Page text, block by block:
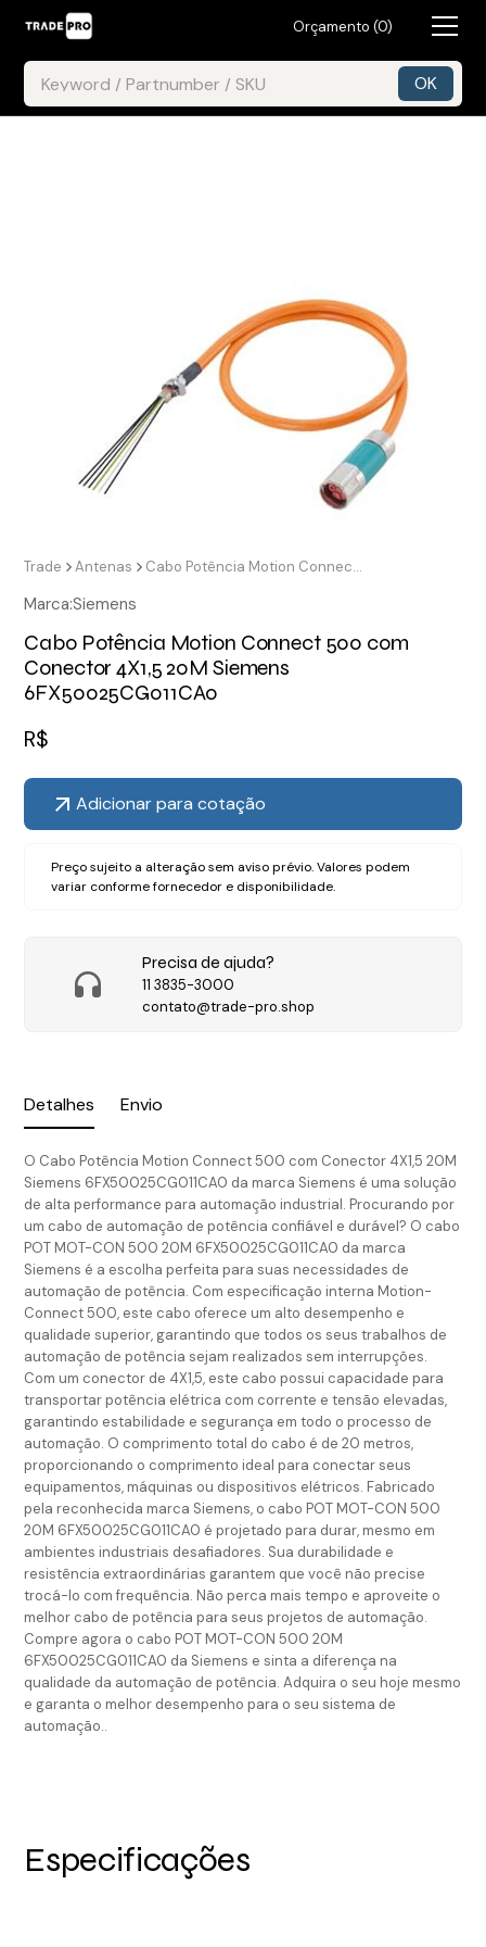
Orçamento (0)
Detalhes Envio
O Cabo Potência Motion Connect 500 com Conector 4X1,5 20M
Siemens 6FX50025CG011CA0 da marca Siemens é uma solução
de alta performance para automação industrial. Procurando por
um cabo de automação de potência confiável e durável? O cabo
POT MOT-CON 500 20M 6FX50025CG011CA0 da marca
Siemens é a escolha perfeita para suas necessidades de
automação de potência. Com especificação interna Motion-
Connect 500, este cabo oferece um alto desempenho e
qualidade superior, garantindo que todos os seus trabalhos de
automação de potência sejam realizados sem interrupções.
Com um conector de 4X1,5, este cabo possui capacidade para
transportar potência elétrica com corrente e tensão elevadas,
garantindo estabilidade e segurança em todo o processo de
automação. O comprimento total do cabo é de 20 metros,
proporcionando o comprimento ideal para conectar seus
equipamentos, máquinas ou dispositivos elétricos. Fabricado
pela reconhecida marca Siemens, o cabo POT MOT-CON 500
20M 6FX50025CG011CA0 é projetado para durar, mesmo em
ambientes industriais desafiadores. Sua durabilidade e
resistência extraordinárias garantem que você não precise
trocá-lo com frequência. Não perca mais tempo e aproveite o
melhor cabo de potência para seus projetos de automação.
Compre agora o cabo POT MOT-CON 500 20M
6FX50025CG011CA0 da Siemens e sinta a diferença na
qualidade da automação de potência. Adquira o seu hoje mesmo
e garanta o melhor desempenho para o seu sistema de
automação..
Trade Antenas Cabo Potência Motion Connect 500 com Conector 4X1,5 20M Siemens 6FX50025CG011CA0
Marca:Siemens
Cabo Potência Motion Connect 500 com
Conector 4X1,5 20M Siemens
6FX50025CG011CA0
R$
Adicionar para cotação
Preço sujeito a alteração sem aviso prévio. Valores podem
variar conforme fornecedor e disponibilidade.
Precisa de ajuda?
11 3835-3000
contato@trade-pro.shop
Especificações